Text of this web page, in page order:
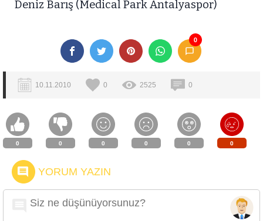
Deniz Barış (Medical Park Antalyaspor)
0
10.11.2010 0 2525 0
0 0 0 0 0 0
YORUM YAZIN